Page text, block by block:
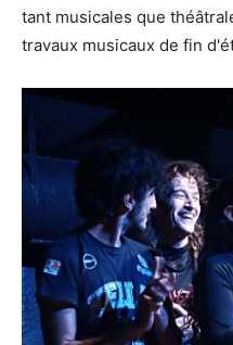
tant musicales que
travaux musicaux de fin